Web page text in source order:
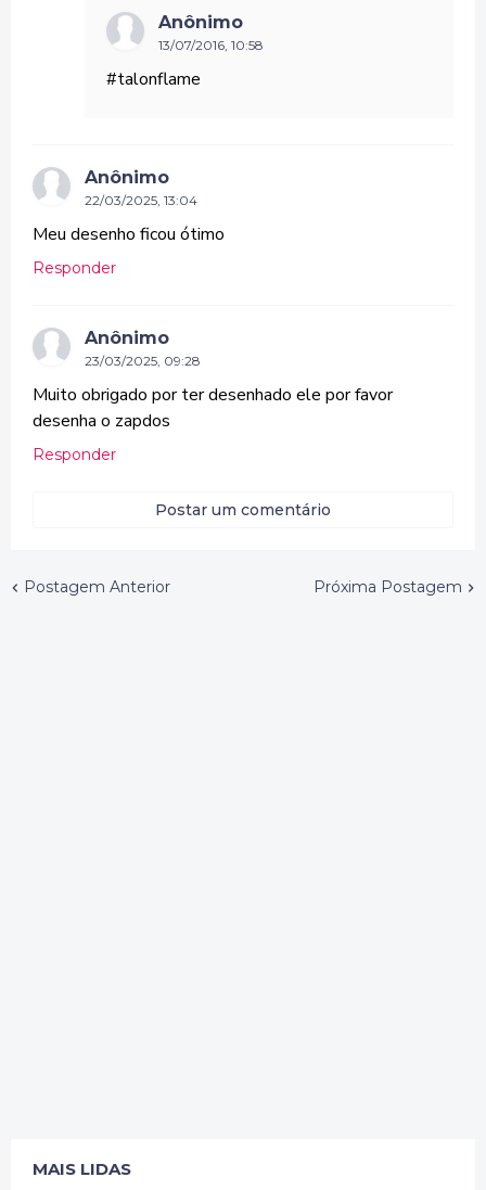
Anônimo
13/07/2016, 10:58
#talonflame
Anônimo
22/03/2025, 13:04
Meu desenho ficou ótimo
Responder
Anônimo
23/03/2025, 09:28
Muito obrigado por ter desenhado ele por favor
desenha o zapdos
Responder
Postar um comentário
Postagem Anterior Próxima Postagem
MAIS LIDAS